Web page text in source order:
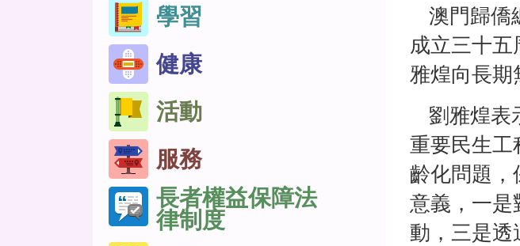
學習
健康
活動
服務
長者權益保障法
律制度
澳門歸僑
成立三十
雅煌向長期
劉雅煌表
重要民生工
齡化問題，
意義，一是
動，三是透